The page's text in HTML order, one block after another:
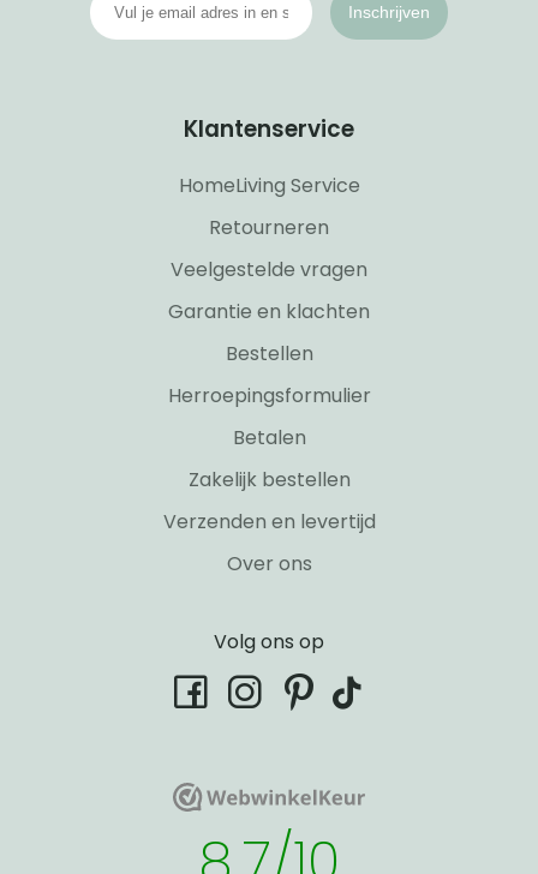
Inschrijven
Klantenservice
HomeLiving Service
Retourneren
Veelgestelde vragen
Garantie en klachten
Bestellen
Herroepingsformulier
Betalen
Zakelijk bestellen
Verzenden en levertijd
Over ons
Volg ons op
facebookinstagram
pinterest
tiktok
WebwinkelKeurWebwinkelKeur